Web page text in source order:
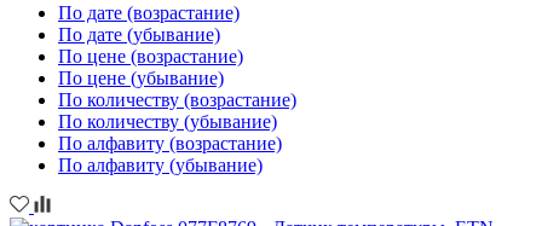
По дате (возрастание)
По дате (убывание)
По цене (возрастание)
По цене (убывание)
По количеству (возрастание)
По количеству (убывание)
По алфавиту (возрастание)
По алфавиту (убывание)